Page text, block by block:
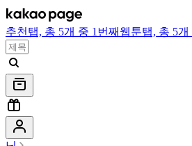
추천 탭, 총 5개 중 1번째 웹툰탭, 총 5개